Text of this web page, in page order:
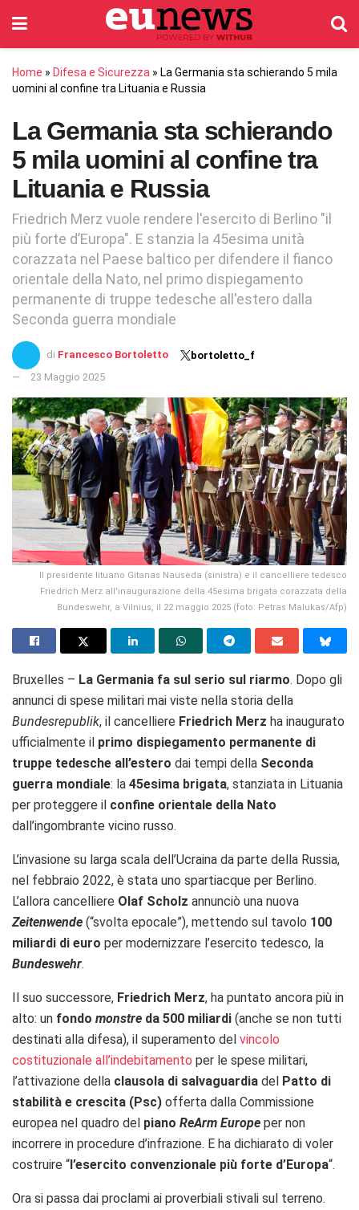
Home » Difesa e Sicurezza » La Germania sta schierando 5 mila
uomini al confine tra Lituania e Russia
La Germania sta schierando
5 mila uomini al confine tra
Lituania e Russia
Friedrich Merz vuole rendere l'esercito di Berlino "il
più forte d’Europa". E stanzia la 45esima unità
corazzata nel Paese baltico per difendere il fianco
orientale della Nato, nel primo dispiegamento
permanente di truppe tedesche all'estero dalla
Seconda guerra mondiale
di Francesco Bortoletto
bortoletto_f
23 Maggio 2025
Il presidente lituano Gitanas Nausėda (sinistra) e il cancelliere tedesco
Friedrich Merz all'inaugurazione della 45esima brigata corazzata della
Bundeswehr, a Vilnius, il 22 maggio 2025 (foto: Petras Malukas/Afp)
Bruxelles – La Germania fa sul serio sul riarmo. Dopo gli
annunci di spese militari mai viste nella storia della
Bundesrepublik, il cancelliere Friedrich Merz ha inaugurato
ufficialmente il primo dispiegamento permanente di
truppe tedesche all’estero dai tempi della Seconda
guerra mondiale: la 45esima brigata, stanziata in Lituania
per proteggere il confine orientale della Nato
dall’ingombrante vicino russo.
L’invasione su larga scala dell’Ucraina da parte della Russia,
nel febbraio 2022, è stata uno spartiacque per Berlino.
L’allora cancelliere Olaf Scholz annunciò una nuova
Zeitenwende (“svolta epocale”), mettendo sul tavolo 100
miliardi di euro per modernizzare l’esercito tedesco, la
Bundeswehr.
Il suo successore, Friedrich Merz, ha puntato ancora più in
alto: un fondo monstre da 500 miliardi (anche se non tutti
destinati alla difesa), il superamento del vincolo
costituzionale all’indebitamento per le spese militari,
l’attivazione della clausola di salvaguardia del
Patto di
stabilità e crescita (Psc) offerta dalla Commissione
europea nel quadro del piano ReArm Europe per non
incorrere in procedure d’infrazione. E ha dichiarato di voler
costruire “ l’esercito convenzionale più forte d’Europa“.
Ora si passa dai proclami ai proverbiali stivali sul terreno.